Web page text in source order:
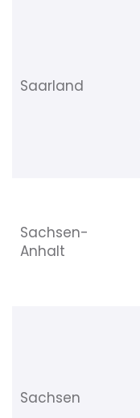
Saarland
Sachsen-
Anhalt
Sachsen